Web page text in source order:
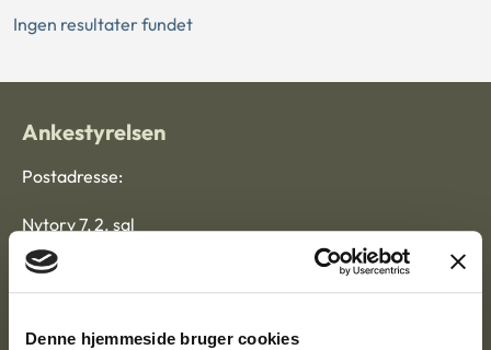
Denne hjemmeside bruger cookies
Ingen resultater fundet
Ankestyrelsen
Postadresse:
Nytorv 7, 2. sal
9000 Aalborg
Ankestyrelsen Aalborg